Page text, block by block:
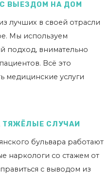
ВЫЕЗДОМ НА ДОМ
лучших в своей отрасли
Мы используем
подход, внимательно
Всё это
медицинские услуги
ТЯЖЁЛЫЕ СЛУЧАИ
бульвара работают
наркологи со стажем от
с выводом из